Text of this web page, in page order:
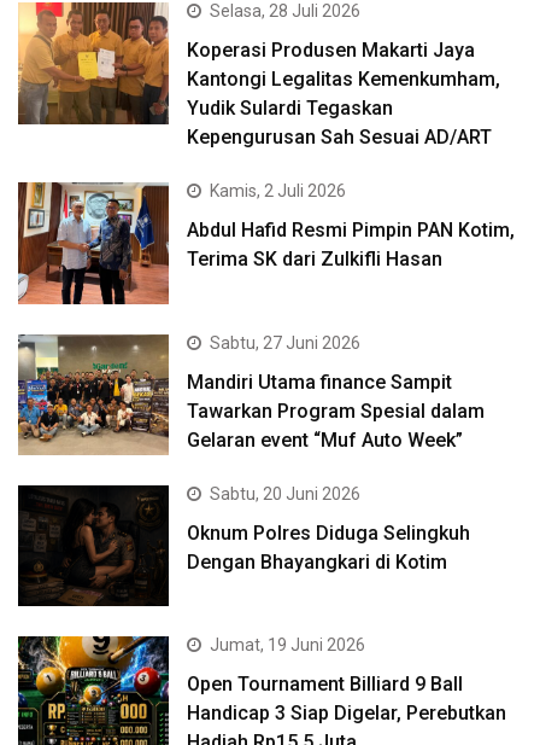
Selasa, 28 Juli 2026
Koperasi Produsen Makarti Jaya
Kantongi Legalitas Kemenkumham,
Yudik Sulardi Tegaskan
Kepengurusan Sah Sesuai AD/ART
Kamis, 2 Juli 2026
Abdul Hafid Resmi Pimpin PAN Kotim,
Terima SK dari Zulkifli Hasan
Sabtu, 27 Juni 2026
Mandiri Utama finance Sampit
Tawarkan Program Spesial dalam
Gelaran event “Muf Auto Week”
Sabtu, 20 Juni 2026
Oknum Polres Diduga Selingkuh
Dengan Bhayangkari di Kotim
Jumat, 19 Juni 2026
Open Tournament Billiard 9 Ball
Handicap 3 Siap Digelar, Perebutkan